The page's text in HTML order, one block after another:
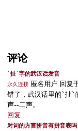
评论
`扯`字的武汉话发音
永久连接 匿名用户 回复
错了，武汉话里的`扯`
声--二声。
回复
对词的方言拼音有拼音表